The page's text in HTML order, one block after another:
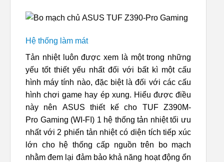
Hệ thống làm mát
Tản nhiệt luôn được xem là một trong những
yếu tốt thiết yếu nhất đối với bất kì một cấu
hình máy tính nào, đặc biệt là đối với các cấu
hình chơi game hay ép xung. Hiểu được điều
này nên ASUS thiết kế cho TUF Z390M-
Pro Gaming (WI-FI) 1 hệ thống tản nhiệt tối ưu
nhất với 2 phiến tản nhiệt có diện tích tiếp xúc
lớn cho hệ thống cấp nguồn trên bo mạch
nhằm đem lại đảm bảo khả năng hoạt động ổn